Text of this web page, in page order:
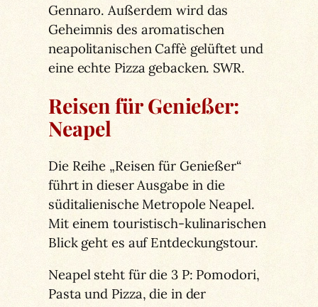
Gennaro. Außerdem wird das
Geheimnis des aromatischen
neapolitanischen Caffè gelüftet und
eine echte Pizza gebacken. SWR.
Reisen für Genießer:
Neapel
Die Reihe „Reisen für Genießer“
führt in dieser Ausgabe in die
süditalienische Metropole Neapel.
Mit einem touristisch-kulinarischen
Blick geht es auf Entdeckungstour.
Neapel steht für die 3 P: Pomodori,
Pasta und Pizza, die in der